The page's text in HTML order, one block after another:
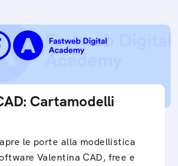
Cartamodelli
le porte alla modellistica
Valentina CAD, free e